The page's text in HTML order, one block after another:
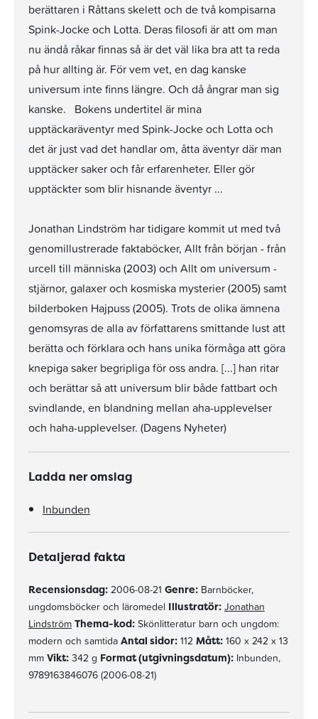
berättaren i Råttans skelett och de två kompisarna
Spink-Jocke och Lotta. Deras filosofi är att om man
nu ändå råkar finnas så är det väl lika bra att ta reda
på hur allting är. För vem vet, en dag kanske
universum inte finns längre. Och då ångrar man sig
kanske. Bokens undertitel är mina
upptäckaräventyr med Spink-Jocke och Lotta och
det är just vad det handlar om, åtta äventyr där man
upptäcker saker och får erfarenheter. Eller gör
upptäckter som blir hisnande äventyr ...
Jonathan Lindström har tidigare kommit ut med två
genomillustrerade faktaböcker, Allt från början - från
urcell till människa (2003) och Allt om universum -
stjärnor, galaxer och kosmiska mysterier (2005) samt
bilderboken Hajpuss (2005). Trots de olika ämnena
genomsyras de alla av författarens smittande lust att
berätta och förklara och hans unika förmåga att göra
knepiga saker begripliga för oss andra. [...] han ritar
och berättar så att universum blir både fattbart och
svindlande, en blandning mellan aha-upplevelser
och haha-upplevelser. (Dagens Nyheter)
Ladda ner omslag
Inbunden
Detaljerad fakta
Recensionsdag: 2006-08-21 Genre: Barnböcker,
ungdomsböcker och läromedel Illustratör: Jonathan
Lindström Thema-kod: Skönlitteratur barn och ungdom:
modern och samtida Antal sidor: 112 Mått: 160 x 242 x 13
mm Vikt: 342 g Format (utgivningsdatum): Inbunden,
9789163846076 (2006-08-21)